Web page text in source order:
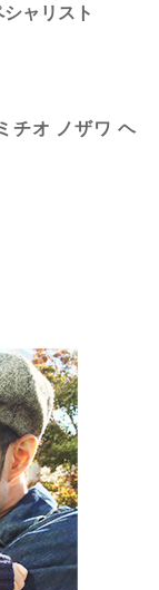
ャリスト
オ ノザワ ヘ